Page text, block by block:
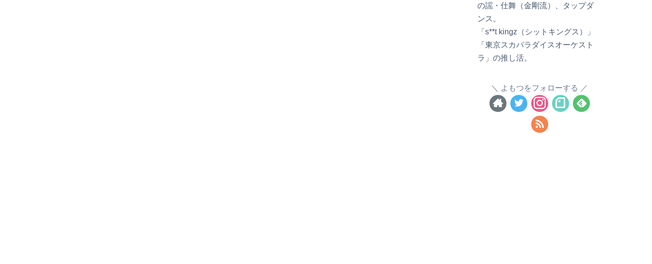
の謡・仕舞（金剛流）、タップダ
ンス。
「s**t kingz（シットキングス）」
「東京スカパラダイスオーケスト
ラ」の推し活。
よもつをフォローする